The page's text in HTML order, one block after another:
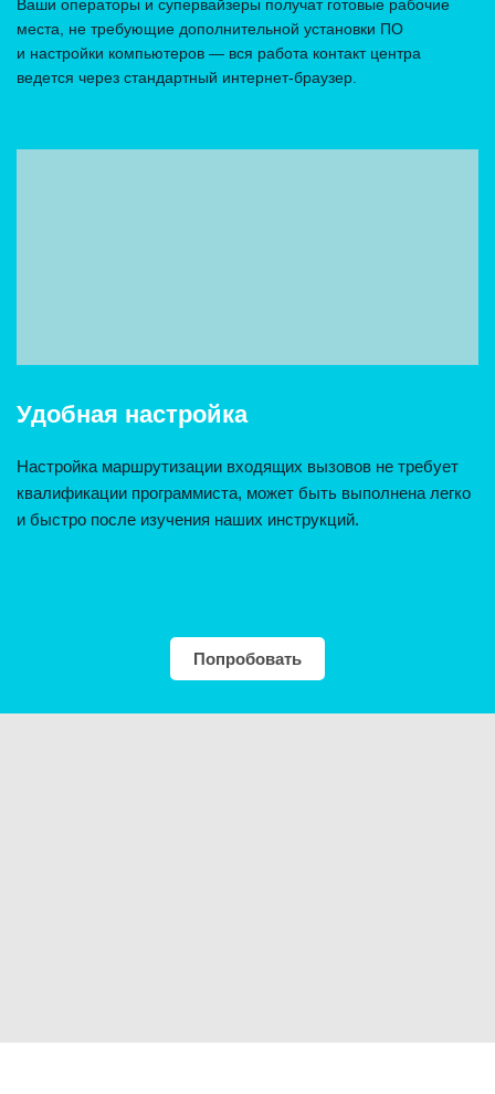
Ваши операторы и супервайзеры получат готовые рабочие
места, не требующие дополнительной установки ПО
и настройки компьютеров — вся работа контакт центра
ведется через стандартный интернет-браузер.
Удобная настройка
Настройка маршрутизации входящих вызовов не требует
квалификации программиста, может быть выполнена легко
и быстро после изучения наших инструкций.
Попробовать